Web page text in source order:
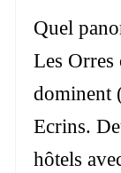
Quel
Les Orres
dominent
Ecrins.
hôtels